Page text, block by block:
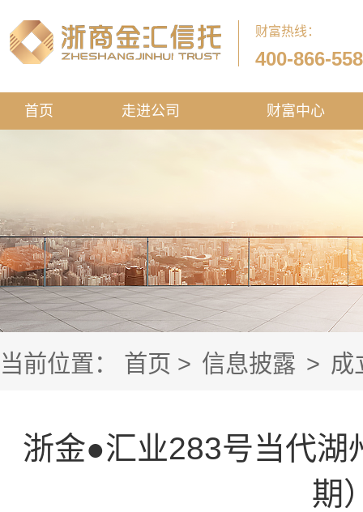
财富热线：
400-866-
首页 走进公司 财富中心
当前位置： 首页 > 信息披露 > 成
浙金●汇业283号当代湖
期